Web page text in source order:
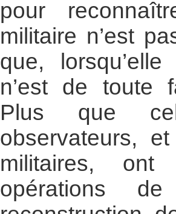
pour
militaire n’est
que,
n’est de toute
Plus que
observateurs,
militaires,
opérations